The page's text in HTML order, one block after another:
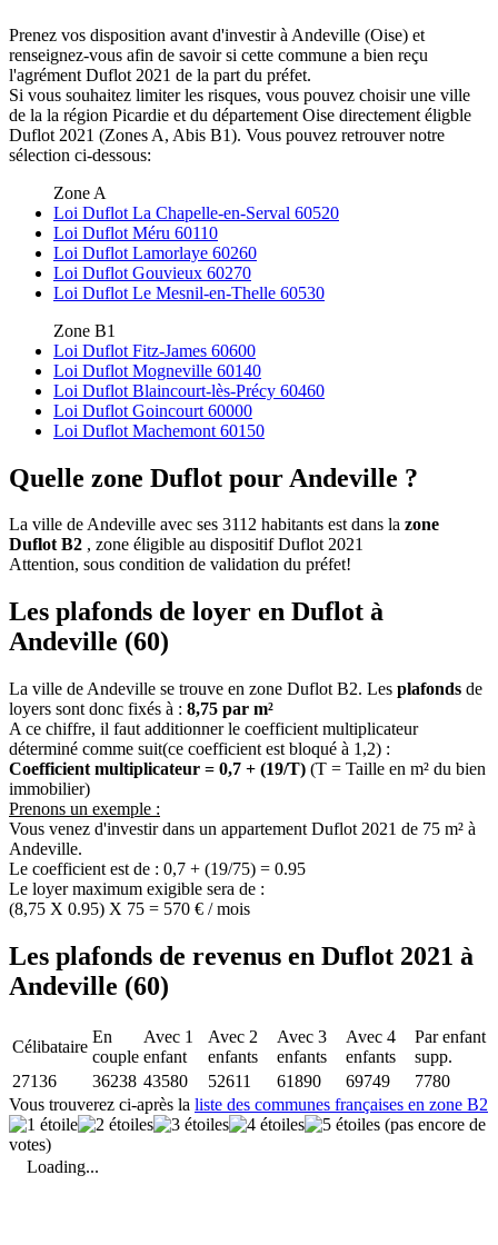
Prenez vos disposition avant d'investir à Andeville (Oise) et
renseignez-vous afin de savoir si cette commune a bien reçu
l'agrément Duflot 2021 de la part du préfet.
Si vous souhaitez limiter les risques, vous pouvez choisir une ville
de la la région Picardie et du département Oise directement éligble
Duflot 2021 (Zones A, Abis B1). Vous pouvez retrouver notre
sélection ci-dessous:
Zone A
Loi Duflot La Chapelle-en-Serval 60520
Loi Duflot Méru 60110
Loi Duflot Lamorlaye 60260
Loi Duflot Gouvieux 60270
Loi Duflot Le Mesnil-en-Thelle 60530
Zone B1
Loi Duflot Fitz-James 60600
Loi Duflot Mogneville 60140
Loi Duflot Blaincourt-lès-Précy 60460
Loi Duflot Goincourt 60000
Loi Duflot Machemont 60150
Quelle zone Duflot pour Andeville ?
La ville de Andeville avec ses 3112 habitants est dans la zone
Duflot B2 , zone éligible au dispositif Duflot 2021
Attention, sous condition de validation du préfet!
Les plafonds de loyer en Duflot à
Andeville (60)
La ville de Andeville se trouve en zone Duflot B2. Les plafonds de
loyers sont donc fixés à : 8,75 par m²
A ce chiffre, il faut additionner le coefficient multiplicateur
déterminé comme suit(ce coefficient est bloqué à 1,2) :
Coefficient multiplicateur = 0,7 + (19/T) (T = Taille en m² du bien
immobilier)
Prenons un exemple :
Vous venez d'investir dans un appartement Duflot 2021 de 75 m² à
Andeville.
Le coefficient est de : 0,7 + (19/75) = 0.95
Le loyer maximum exigible sera de :
(8,75 X 0.95) X 75 = 570 € / mois
Les plafonds de revenus en Duflot 2021 à
Andeville (60)
Célibataire
En
couple
Avec 1
enfant
Avec 2
enfants
Avec 3
enfants
Avec 4
enfants
Par enfant
supp.
27136
36238 43580 52611 61890 69749
7780
Vous trouverez ci-après la liste des communes françaises en zone B2
(pas encore de
votes)
Loading...